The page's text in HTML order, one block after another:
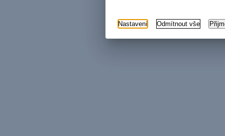
Nastavení Odmítnout vše